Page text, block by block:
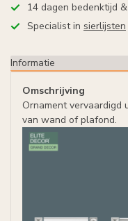
14 dagen bedenktijd
Specialist in sierlijsten
Informatie
Omschrijving
Ornament vervaardigd
van wand of plafond.